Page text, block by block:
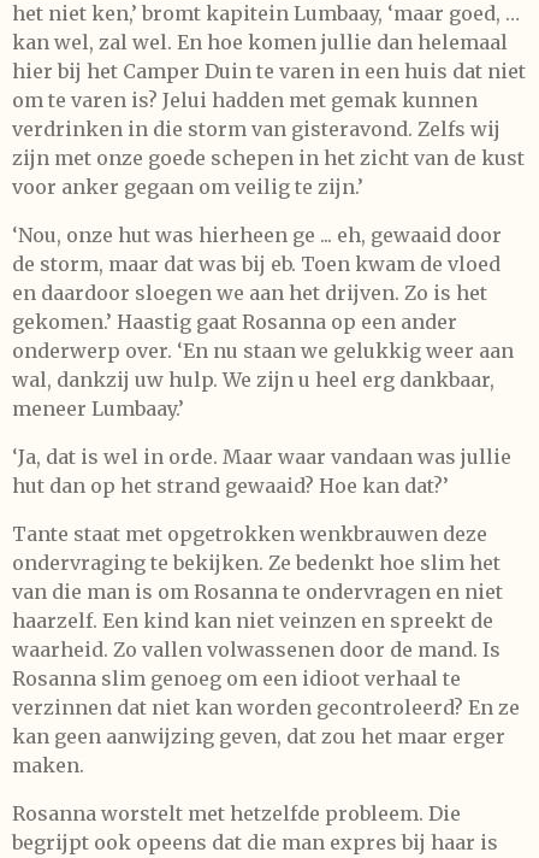
het niet ken,’ bromt kapitein Lumbaay, ‘maar goed, …
kan wel, zal wel. En hoe komen jullie dan helemaal
hier bij het Camper Duin te varen in een huis dat niet
om te varen is? Jelui hadden met gemak kunnen
verdrinken in die storm van gisteravond. Zelfs wij
zijn met onze goede schepen in het zicht van de kust
voor anker gegaan om veilig te zijn.’
‘Nou, onze hut was hierheen ge ... eh, gewaaid door
de storm, maar dat was bij eb. Toen kwam de vloed
en daardoor sloegen we aan het drijven. Zo is het
gekomen.’ Haastig gaat Rosanna op een ander
onderwerp over. ‘En nu staan we gelukkig weer aan
wal, dankzij uw hulp. We zijn u heel erg dankbaar,
meneer Lumbaay.’
‘Ja, dat is wel in orde. Maar waar vandaan was jullie
hut dan op het strand gewaaid? Hoe kan dat?’
Tante staat met opgetrokken wenkbrauwen deze
ondervraging te bekijken. Ze bedenkt hoe slim het
van die man is om Rosanna te ondervragen en niet
haarzelf. Een kind kan niet veinzen en spreekt de
waarheid. Zo vallen volwassenen door de mand. Is
Rosanna slim genoeg om een idioot verhaal te
verzinnen dat niet kan worden gecontroleerd? En ze
kan geen aanwijzing geven, dat zou het maar erger
maken.
Rosanna worstelt met hetzelfde probleem. Die
begrijpt ook opeens dat die man expres bij haar is